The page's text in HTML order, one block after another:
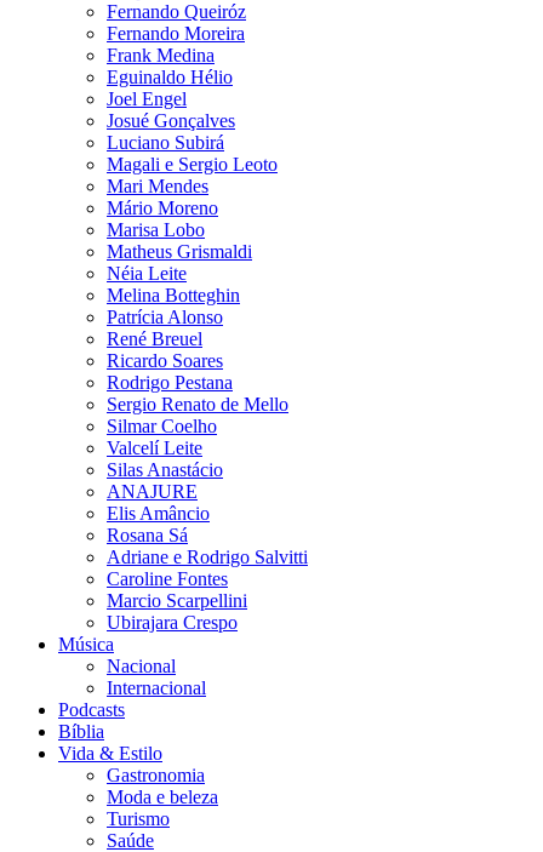
Fernando Queiróz
Fernando Moreira
Frank Medina
Eguinaldo Hélio
Joel Engel
Josué Gonçalves
Luciano Subirá
Magali e Sergio Leoto
Mari Mendes
Mário Moreno
Marisa Lobo
Matheus Grismaldi
Néia Leite
Melina Botteghin
Patrícia Alonso
René Breuel
Ricardo Soares
Rodrigo Pestana
Sergio Renato de Mello
Silmar Coelho
Valcelí Leite
Silas Anastácio
ANAJURE
Elis Amâncio
Rosana Sá
Adriane e Rodrigo Salvitti
Caroline Fontes
Marcio Scarpellini
Ubirajara Crespo
Música
Nacional
Internacional
Podcasts
Bíblia
Vida & Estilo
Gastronomia
Moda e beleza
Turismo
Saúde